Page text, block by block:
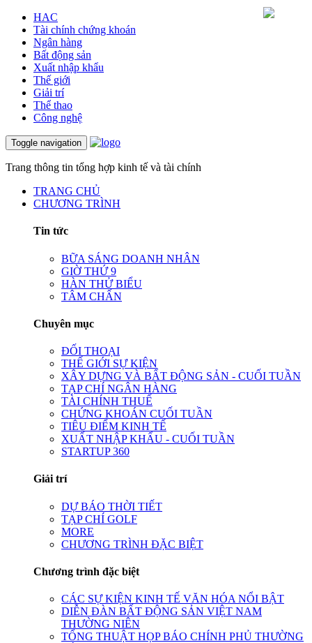
HAC
Tài chính chứng khoán
Ngân hàng
Bất động sản
Xuất nhập khẩu
Thế giới
Giải trí
Thể thao
Công nghệ
Toggle navigation
Trang thông tin tổng hợp kinh tế và tài chính
TRANG CHỦ
CHƯƠNG TRÌNH
Tin tức
BỮA SÁNG DOANH NHÂN
GIỜ THỨ 9
HÀN THỬ BIỂU
TÂM CHẤN
Chuyên mục
ĐỐI THOẠI
THẾ GIỚI SỰ KIỆN
XÂY DỰNG VÀ BẤT ĐỘNG SẢN - CUỐI TUẦN
TẠP CHÍ NGÂN HÀNG
TÀI CHÍNH THUẾ
CHỨNG KHOÁN CUỐI TUẦN
TIÊU ĐIỂM KINH TẾ
XUẤT NHẬP KHẨU - CUỐI TUẦN
STARTUP 360
Giải trí
DỰ BÁO THỜI TIẾT
TẠP CHÍ GOLF
MORE
CHƯƠNG TRÌNH ĐẶC BIỆT
Chương trình đặc biệt
CÁC SỰ KIỆN KINH TẾ VĂN HÓA NỔI BẬT
DIỄN ĐÀN BẤT ĐỘNG SẢN VIỆT NAM
THƯỜNG NIÊN
TỔNG THUẬT HỌP BÁO CHÍNH PHỦ THƯỜNG